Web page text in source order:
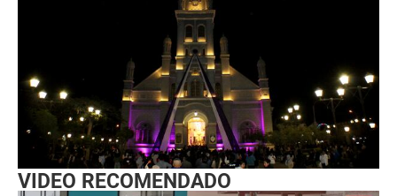
VIDEO RECOMENDADO